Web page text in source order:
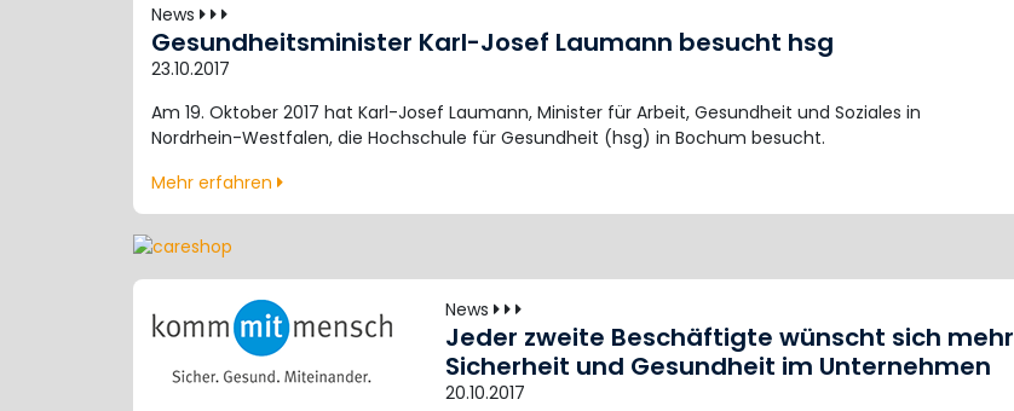
News
Gesundheitsminister Karl-Josef Laumann besucht hsg
23.10.2017
Am 19. Oktober 2017 hat Karl-Josef Laumann, Minister für Arbeit, Gesundheit und Soziales in
Nordrhein-Westfalen, die Hochschule für Gesundheit (hsg) in Bochum besucht.
Mehr erfahren
News
Jeder zweite Beschäftigte wünscht sich mehr
Sicherheit und Gesundheit im Unternehmen
20.10.2017